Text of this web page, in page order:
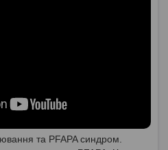
та PFAPA синдром.